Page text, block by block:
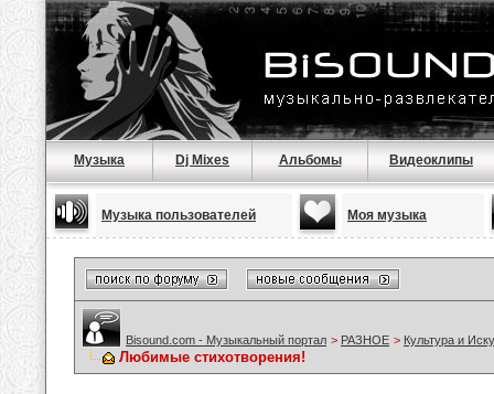
Музыка Dj Mixes Альбомы Видеоклипы
Музыка пользователей Моя музыка
Bisound.com - Музыкальный портал > РАЗНОЕ > Культура и
Любимые стихотворения!